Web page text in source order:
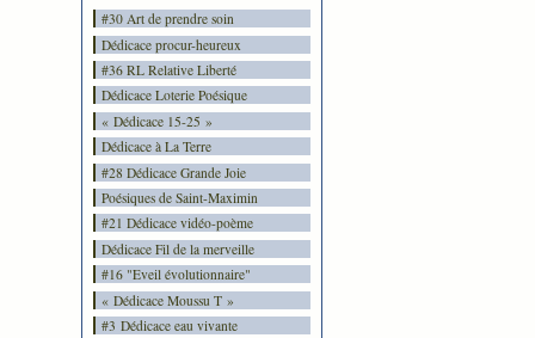
#30 Art de prendre soin
Dédicace procur-heureux
#36 RL Relative Liberté
Dédicace Loterie Poésique
« Dédicace 15-25 »
Dédicace à La Terre
#28 Dédicace Grande Joie
Poésiques de Saint-Maximin
#21 Dédicace vidéo-poème
Dédicace Fil de la merveille
#16 "Eveil évolutionnaire"
« Dédicace Moussu T »
#3 Dédicace eau vivante